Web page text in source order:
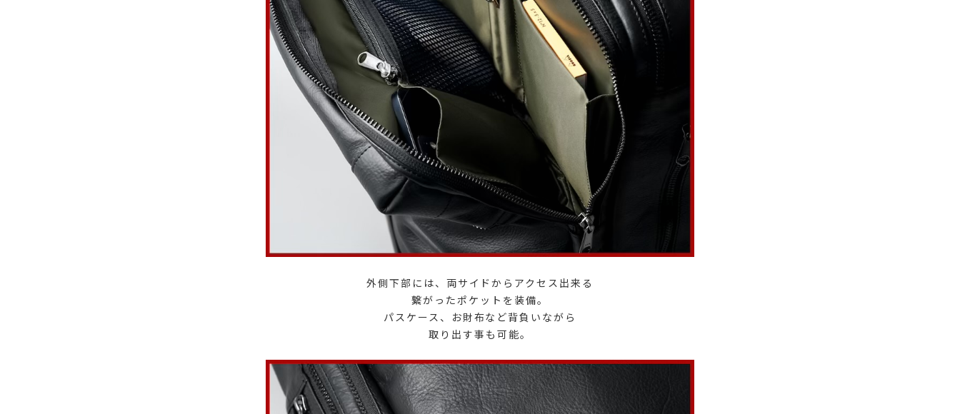
外側下部には、両サイドからアクセス出来る
繋がったポケットを装備。
パスケース、お財布など背負いながら
取り出す事も可能。